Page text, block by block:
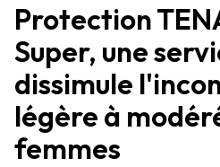
Protection
Super, une
dissimule
légère à
femmes